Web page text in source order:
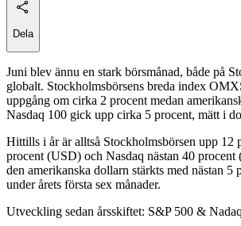
Dela
Juni blev ännu en stark börsmånad, både på
globalt. Stockholmsbörsens breda index
uppgång om cirka 2 procent medan
Nasdaq 100 gick upp cirka 5 procent, mätt i
Hittills i år är alltså Stockholmsbörsen upp 12
procent (USD) och Nasdaq nästan 40
den amerikanska dollarn stärkts med nästan 5
under årets första sex månader.
Utveckling sedan årsskiftet: S&P 500 &